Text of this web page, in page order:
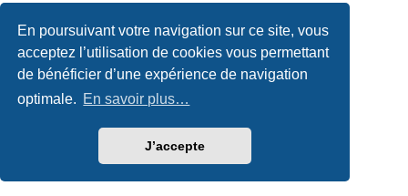
En poursuivant votre navigation sur ce site, vous
acceptez l’utilisation de cookies vous permettant
de bénéficier d’une expérience de navigation
optimale. En savoir plus…
J’accepte